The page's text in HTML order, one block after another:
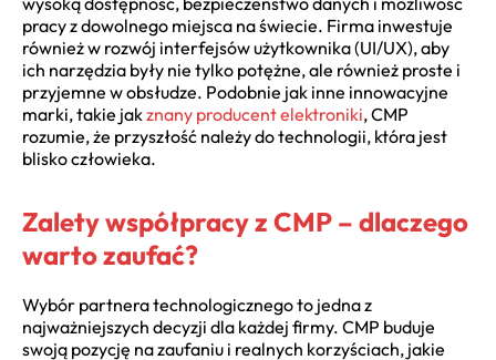
pracy z dowolnego miejsca na świecie. Firma inwestuje
również w rozwój interfejsów użytkownika (UI/UX), aby
ich narzędzia były nie tylko potężne, ale również proste i
przyjemne w obsłudze. Podobnie jak inne innowacyjne
marki, takie jakznany producent elektroniki, CMP
rozumie, że przyszłość należy do technologii, która jest
blisko człowieka.
Zalety współpracy z CMP – dlaczego
warto zaufać?
Wybór partnera technologicznego to jedna z
najważniejszych decyzji dla każdej firmy. CMP buduje
swoją pozycję na zaufaniu i realnych korzyściach, jakie